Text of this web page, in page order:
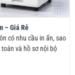
– Giá Rẻ
có nhu cầu in ấn, sao
và hồ sơ nội bộ